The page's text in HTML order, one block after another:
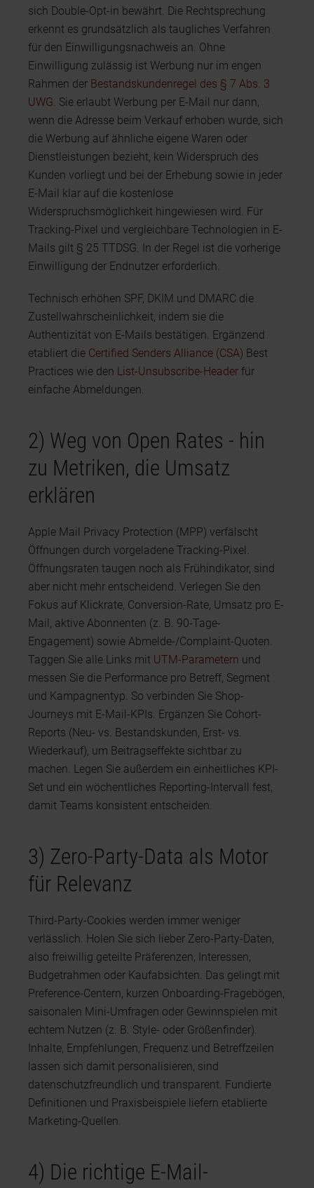
sich Double-Opt-in bewährt. Die Rechtsprechung
erkennt es grundsätzlich als taugliches Verfahren
für den Einwilligungsnachweis an. Ohne
Einwilligung zulässig ist Werbung nur im engen
Rahmen der Bestandskundenregel des § 7 Abs. 3
UWG. Sie erlaubt Werbung per E-Mail nur dann,
wenn die Adresse beim Verkauf erhoben wurde, sich
die Werbung auf ähnliche eigene Waren oder
Dienstleistungen bezieht, kein Widerspruch des
Kunden vorliegt und bei der Erhebung sowie in jeder
E-Mail klar auf die kostenlose
Widerspruchsmöglichkeit hingewiesen wird. Für
Tracking-Pixel und vergleichbare Technologien in E-
Mails gilt § 25 TTDSG. In der Regel ist die vorherige
Einwilligung der Endnutzer erforderlich.
Technisch erhöhen SPF, DKIM und DMARC die
Zustellwahrscheinlichkeit, indem sie die
Authentizität von E-Mails bestätigen. Ergänzend
etabliert die Certified Senders Alliance (CSA) Best
Practices wie den List-Unsubscribe-Header für
einfache Abmeldungen.
2) Weg von Open Rates - hin
zu Metriken, die Umsatz
erklären
Apple Mail Privacy Protection (MPP) verfälscht
Öffnungen durch vorgeladene Tracking-Pixel.
Öffnungsraten taugen noch als Frühindikator, sind
aber nicht mehr entscheidend. Verlegen Sie den
Fokus auf Klickrate, Conversion-Rate, Umsatz pro E-
Mail, aktive Abonnenten (z. B. 90-Tage-
Engagement) sowie Abmelde-/Complaint-Quoten.
Taggen Sie alle Links mit UTM-Parametern und
messen Sie die Performance pro Betreff, Segment
und Kampagnentyp. So verbinden Sie Shop-
Journeys mit E-Mail-KPIs. Ergänzen Sie Cohort-
Reports (Neu- vs. Bestandskunden, Erst- vs.
Wiederkauf), um Beitragseffekte sichtbar zu
machen. Legen Sie außerdem ein einheitliches KPI-
Set und ein wöchentliches Reporting-Intervall fest,
damit Teams konsistent entscheiden.
3) Zero-Party-Data als Motor
für Relevanz
Third-Party-Cookies werden immer weniger
verlässlich. Holen Sie sich lieber Zero-Party-Daten,
also freiwillig geteilte Präferenzen, Interessen,
Budgetrahmen oder Kaufabsichten. Das gelingt mit
Preference-Centern, kurzen Onboarding-Fragebögen,
saisonalen Mini-Umfragen oder Gewinnspielen mit
echtem Nutzen (z. B. Style- oder Größenfinder).
Inhalte, Empfehlungen, Frequenz und Betreffzeilen
lassen sich damit personalisieren, sind
datenschutzfreundlich und transparent. Fundierte
Definitionen und Praxisbeispiele liefern etablierte
Marketing-Quellen.
4) Die richtige E-Mail-